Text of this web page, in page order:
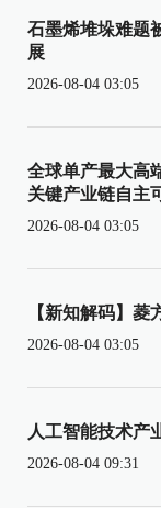
石墨烯堆垛难题
展
2026-08-04 03:05
全球单产最大高
关键产业链自主
2026-08-04 03:05
【新知解码】菱
2026-08-04 03:05
人工智能技术产
2026-08-04 09:31